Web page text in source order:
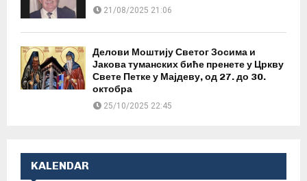
21/08/2025 21:06
Делови Моштију Светог Зосима и
Јакова туманских биће пренете у Цркву
Свете Петке у Мајдеву, од 27. до 30.
октобра
25/10/2025 22:45
KALENDAR